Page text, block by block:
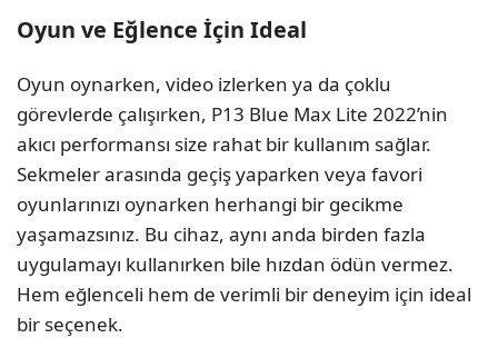
Oyun ve Eğlence İçin Ideal
Oyun oynarken, video izlerken ya da çoklu
görevlerde çalışırken, P13 Blue Max Lite 2022’nin
akıcı performansı size rahat bir kullanım sağlar.
Sekmeler arasında geçiş yaparken veya favori
oyunlarınızı oynarken herhangi bir gecikme
yaşamazsınız. Bu cihaz, aynı anda birden fazla
uygulamayı kullanırken bile hızdan ödün vermez.
Hem eğlenceli hem de verimli bir deneyim için ideal
bir seçenek.